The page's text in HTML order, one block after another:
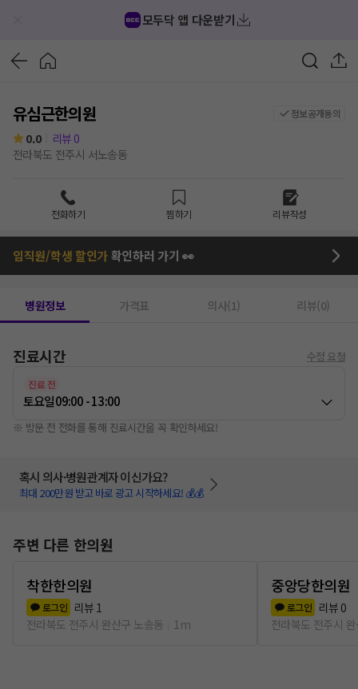
모두닥 앱 다운받기
유심근한의원 정보공개동의
0.0 리뷰 0
전라북도 전주시 서노송동
전화하기 찜하기 리뷰작성
임직원/학생 할인가확인하러 가기 👀
병원정보 가격표 의사(1) 리뷰(0)
진료시간 수정 요청
진료 전
토요일09:00 - 13:00
※ 방문 전 전화를 통해 진료시간을 꼭 확인하세요!
혹시 의사·병원관계자 이신가요?
최대 200만원 받고 바로 광고 시작하세요! 💰💰
주변 다른 한의원
착한한의원
로그인 리뷰 1
전라북도 전주시 완산구 노송동
1m
중앙당한의원
로그인 리뷰 0
전라북도 전주시